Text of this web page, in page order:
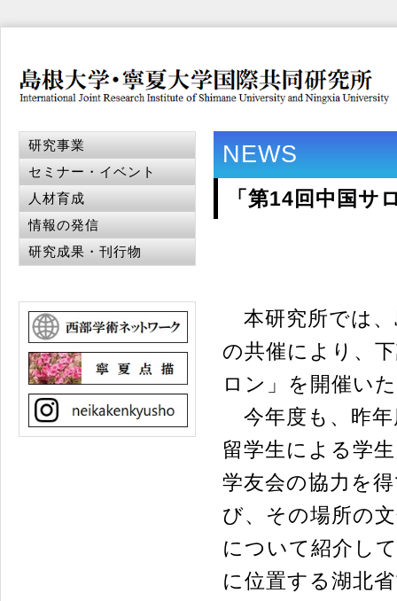
NEWS
「第14回中国サ
本研究所では、
の共催により、
ロン」を開催い
今年度も、昨年
留学生による学
学友会の協力を
び、その場所の
について紹介し
に位置する湖北
研究事業
セミナー・イベント
人材育成
情報の発信
研究成果・刊行物